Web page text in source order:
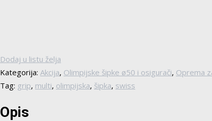
Dodaj u listu želja
Kategorija: Akcija, Olimpijske šipke ø50 i osigurači, Oprema
Tag: grip, multi, olimpijska, šipka, swiss
Opis